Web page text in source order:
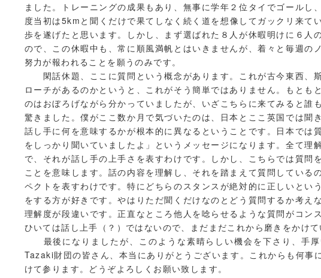
ました。トレーニングの成果もあり、無事に学年２位タイでゴールし
度当初は5kmと聞くだけで果てしなく続く道を想像してガックリ来て
歩を遂げたと思います。しかし、まず選ばれた８人が休暇明けに６人
ので、この休暇中も、常に順風満帆とはいきませんが、着々と毎週の
努力が報われることを願うのみです。
閑話休題、ここに質問という概念があります。これが古今東西、
ローチがあるのかというと、これがそう簡単ではありません。もとも
のはおぼろげながら分かっていましたが、いざこちらに来てみると誰
驚きました。僕がここ数か月で気づいたのは、日本とここ英国では聞
話し手に何を意味するかが根本的に異なるということです。日本では
をしっかり聞いていましたよ」というメッセージになります。全て理
で、それが話し手の上手さを表すわけです。しかし、こちらでは質問
ことを意味します。話の内容を理解し、それを踏まえて質問している
ペクトを表すわけです。特にどちらのスタンスが絶対的に正しいとい
をする方が好きです。やはりただ聞くだけなのとどう質問するか考え
理解度が段違いです。正直なところ他人を唸らせるような質問がコン
ひいては話し上手（？）ではないので、まだまだこれから磨きをかけて
最後になりましたが、このような素晴らしい機会を下さり、手厚
Tazaki財団の皆さん、本当にありがとうございます。これからも何事
けて参ります。どうぞよろしくお願い致します。